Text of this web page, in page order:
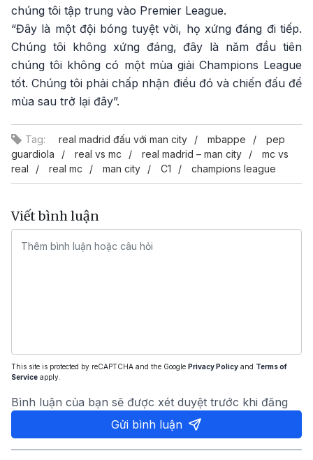
chúng tôi tập trung vào Premier League.
“Đây là một đội bóng tuyệt vời, họ xứng đáng đi tiếp.
Chúng tôi không xứng đáng, đây là năm đầu tiên
chúng tôi không có một mùa giải Champions League
tốt. Chúng tôi phải chấp nhận điều đó và chiến đấu để
mùa sau trở lại đây”.
Tag: real madrid đấu với man city mbappe
pep
guardiola
real vs mc real madrid – man city
mc vs
real
real mc man city C1 champions league
Viết bình luận
This site is protected by reCAPTCHA and the Google Privacy Policy and Terms of
Service apply.
Bình luận của bạn sẽ được xét duyệt trước khi đăng
Gửi bình luận